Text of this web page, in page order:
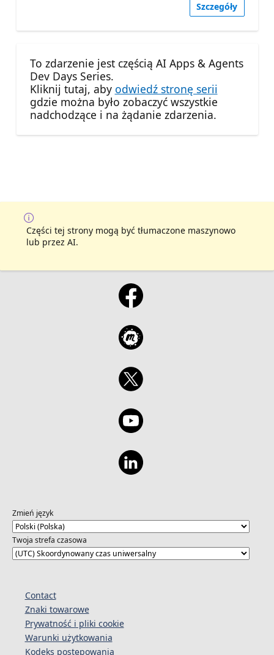
Szczegóły
To zdarzenie jest częścią AI Apps & Agents
Dev Days Series.
Kliknij tutaj, aby odwiedź stronę serii
gdzie można było zobaczyć wszystkie
nadchodzące i na żądanie zdarzenia.
Części tej strony mogą być tłumaczone maszynowo
lub przez AI.
Zmień język
Twoja strefa czasowa
Contact
Znaki towarowe
Prywatność i pliki cookie
Warunki użytkowania
Kodeks postępowania